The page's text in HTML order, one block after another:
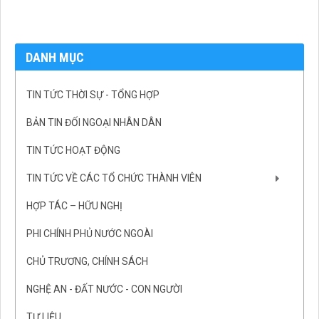
DANH MỤC
TIN TỨC THỜI SỰ - TỔNG HỢP
BẢN TIN ĐỐI NGOẠI NHÂN DÂN
TIN TỨC HOẠT ĐỘNG
TIN TỨC VỀ CÁC TỔ CHỨC THÀNH VIÊN
HỢP TÁC – HỮU NGHỊ
PHI CHÍNH PHỦ NƯỚC NGOÀI
CHỦ TRƯƠNG, CHÍNH SÁCH
NGHỆ AN - ĐẤT NƯỚC - CON NGƯỜI